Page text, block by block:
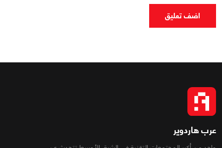
اضف تعليق
عرب هاردوير